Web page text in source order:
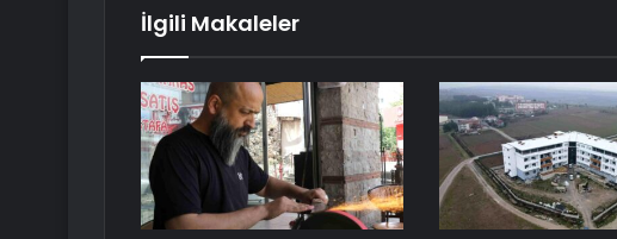
İlgili Makaleler